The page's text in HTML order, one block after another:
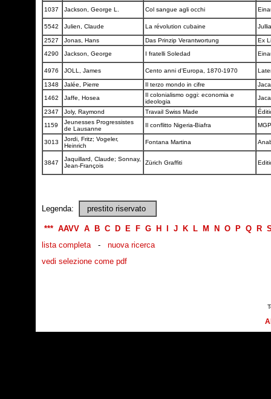
1037 Jackson, George L. Col sangue agli occhi
5542 Julien, Claude La révolution cubaine
2527 Jonas, Hans Das Prinzip Verantwortung
Ex
4290
Jackson, George I fratelli Soledad
4976 JOLL, James Cento anni d'Europa, 1870-1970
1348 Jalée, Pierre Il terzo mondo in cifre
1462
Jaffe, Hosea
Il colonialismo oggi: economia e
ideologia
2347 Joly, Raymond Travail Swiss Made
1159
Jeunesses Progressistes
de Lausanne
Il conflitto Nigeria-Biafra
3013
Jordi, Fritz; Vogeler,
Heinrich
Fontana Martina
3847
Jaquillard, Claude; Sonnay,
Jean-François
Zürich Graffiti
Legenda: prestito riservato
*** AAVV A B C D E F G H J K L M N O P Q R
lista completa- nuova ricerca
vedi selezione come pdf